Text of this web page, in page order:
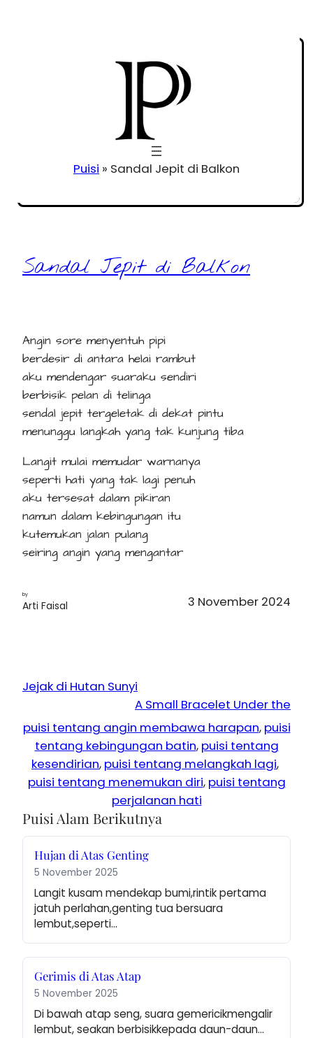
Puisi » Sandal Jepit di Balkon
Sandal Jepit di Balkon
Angin sore menyentuh pipi
berdesir di antara helai rambut
aku mendengar suaraku sendiri
berbisik pelan di telinga
sendal jepit tergeletak di dekat pintu
menunggu langkah yang tak kunjung tiba
Langit mulai memudar warnanya
seperti hati yang tak lagi penuh
aku tersesat dalam pikiran
namun dalam kebingungan itu
kutemukan jalan pulang
seiring angin yang mengantar
by
Arti Faisal 3 November 2024
Jejak di Hutan Sunyi
A Small Bracelet Under the
puisi tentang angin membawa harapan, puisi
tentang kebingungan batin, puisi tentang
kesendirian, puisi tentang melangkah lagi
puisi tentang menemukan diri, puisi tentang
perjalanan hati
Puisi Alam Berikutnya
Hujan di Atas Genting
5 November 2025
Langit kusam mendekap bumi,rintik pertama
jatuh perlahan,genting tua bersuara
lembut,seperti…
Gerimis di Atas Atap
5 November 2025
Di bawah atap seng, suara gemericikmengalir
lembut, seakan berbisikkepada daun-daun…